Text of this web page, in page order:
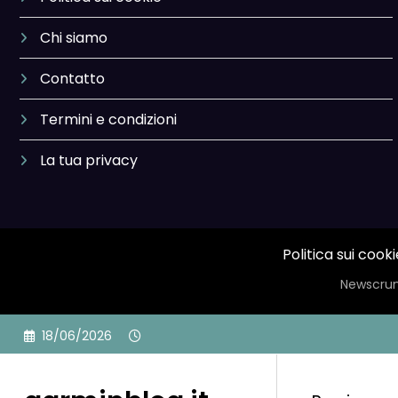
Chi siamo
Contatto
Termini e condizioni
La tua privacy
Politica sui
Skip
18/06/2026